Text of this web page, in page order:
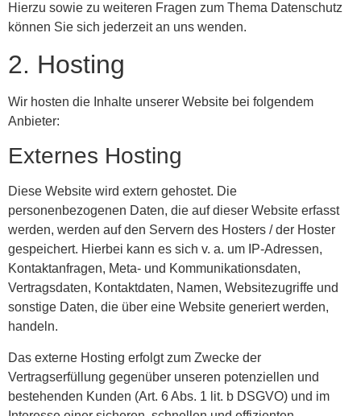
Hierzu sowie zu weiteren Fragen zum Thema Datenschutz
können Sie sich jederzeit an uns wenden.
2. Hosting
Wir hosten die Inhalte unserer Website bei folgendem
Anbieter:
Externes Hosting
Diese Website wird extern gehostet. Die
personenbezogenen Daten, die auf dieser Website erfasst
werden, werden auf den Servern des Hosters / der Hoster
gespeichert. Hierbei kann es sich v. a. um IP-Adressen,
Kontaktanfragen, Meta- und Kommunikationsdaten,
Vertragsdaten, Kontaktdaten, Namen, Websitezugriffe und
sonstige Daten, die über eine Website generiert werden,
handeln.
Das externe Hosting erfolgt zum Zwecke der
Vertragserfüllung gegenüber unseren potenziellen und
bestehenden Kunden (Art. 6 Abs. 1 lit. b DSGVO) und im